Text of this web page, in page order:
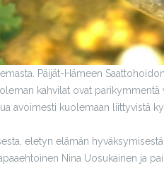
Päijät-Hämeen
kahvilat ovat
avoimesti kuolemaan liittyvistä
eletyn elämän
Nina Uosukainen ja